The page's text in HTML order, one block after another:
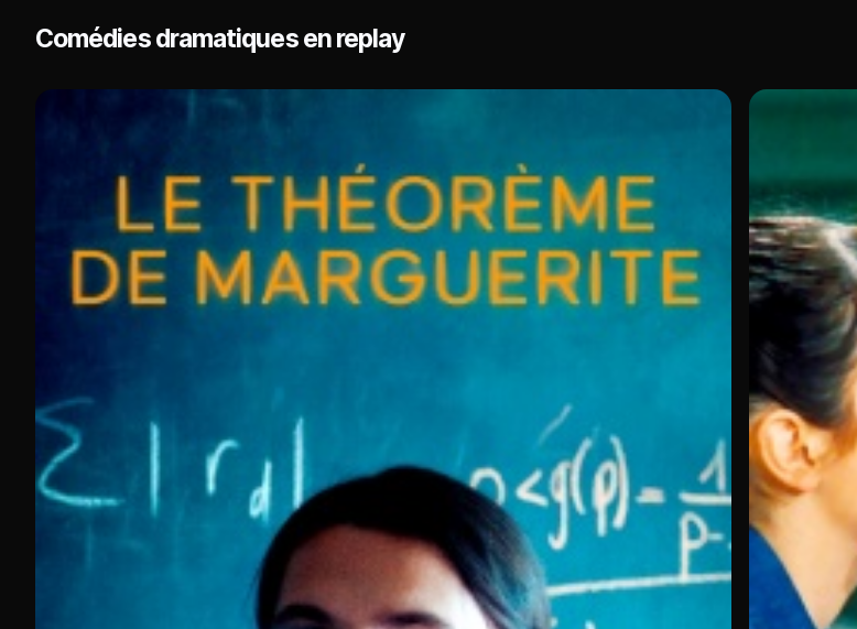
Comédies dramatiques en replay